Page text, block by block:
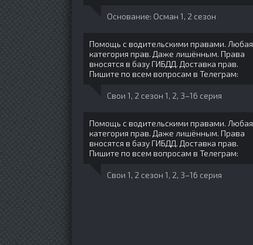
Основание: Осман 1, 2 сезон
Помощь с водительскими правами. Любая
категория прав. Даже лишённым. Права
вносятся в базу ГИБДД. Доставка прав.
Пишите по всем вопросам в Телеграм:
Свои 1, 2 сезон 1, 2, 3–16 серия
Помощь с водительскими правами. Любая
категория прав. Даже лишённым. Права
вносятся в базу ГИБДД. Доставка прав.
Пишите по всем вопросам в Телеграм:
Свои 1, 2 сезон 1, 2, 3–16 серия